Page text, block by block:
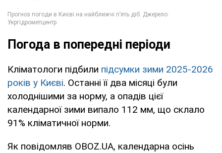
Погода в попередні періоди
Кліматологи підбили підсумки зими 2025-2026
років у Києві. Останні її два місяці були
холоднішими за норму, а опадів цієї
календарної зими випало 112 мм, що склало
91% кліматичної норми.
Як повідомляв OBOZ.UA, календарна осінь